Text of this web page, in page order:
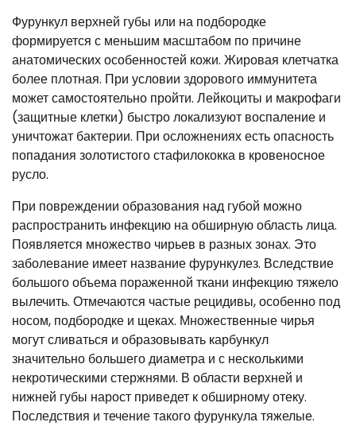
Фурункул верхней губы или на подбородке
формируется с меньшим масштабом по причине
анатомических особенностей кожи. Жировая клетчатка
более плотная. При условии здорового иммунитета
может самостоятельно пройти. Лейкоциты и макрофаги
(защитные клетки) быстро локализуют воспаление и
уничтожат бактерии. При осложнениях есть опасность
попадания золотистого стафилококка в кровеносное
русло.
При повреждении образования над губой можно
распространить инфекцию на обширную область лица.
Появляется множество чирьев в разных зонах. Это
заболевание имеет название фурункулез. Вследствие
большого объема пораженной ткани инфекцию тяжело
вылечить. Отмечаются частые рецидивы, особенно под
носом, подбородке и щеках. Множественные чирья
могут сливаться и образовывать карбункул
значительно большего диаметра и с несколькими
некротическими стержнями. В области верхней и
нижней губы нарост приведет к обширному отеку.
Последствия и течение такого фурункула тяжелые.